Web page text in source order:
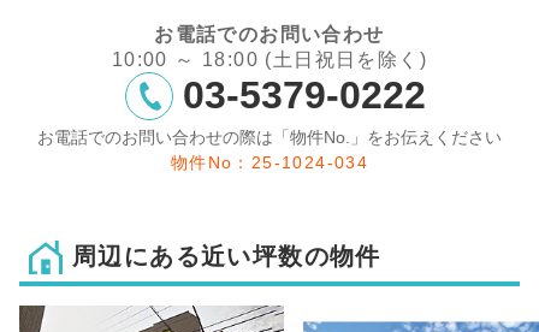
お電話でのお問い合わせ
10:00 ～ 18:00 (土日祝日を除く)
03-5379-0222
お電話でのお問い合わせの際は「物件No.」をお伝えください
物件No：25-1024-034
周辺にある近い坪数の物件